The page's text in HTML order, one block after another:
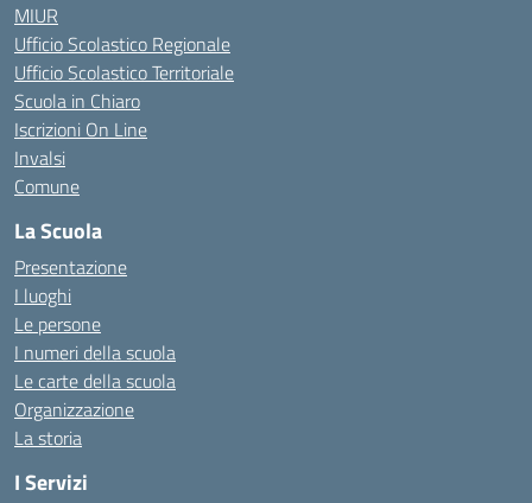
MIUR
Ufficio Scolastico Regionale
Ufficio Scolastico Territoriale
Scuola in Chiaro
Iscrizioni On Line
Invalsi
Comune
La Scuola
Presentazione
I luoghi
Le persone
I numeri della scuola
Le carte della scuola
Organizzazione
La storia
I Servizi